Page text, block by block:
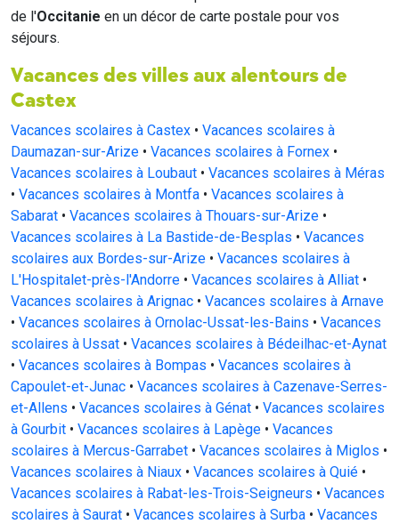
de l'Occitanie en un décor de carte postale pour vos
séjours.
Vacances des villes aux alentours de
Castex
Vacances scolaires à Castex • Vacances scolaires à
Daumazan-sur-Arize • Vacances scolaires à Fornex •
Vacances scolaires à Loubaut • Vacances scolaires à Méras
• Vacances scolaires à Montfa • Vacances scolaires à
Sabarat • Vacances scolaires à Thouars-sur-Arize •
Vacances scolaires à La Bastide-de-Besplas • Vacances
scolaires aux Bordes-sur-Arize • Vacances scolaires à
L'Hospitalet-près-l'Andorre • Vacances scolaires à Alliat •
Vacances scolaires à Arignac • Vacances scolaires à Arnave
• Vacances scolaires à Ornolac-Ussat-les-Bains • Vacances
scolaires à Ussat • Vacances scolaires à Bédeilhac-et-Aynat
• Vacances scolaires à Bompas • Vacances scolaires à
Capoulet-et-Junac • Vacances scolaires à Cazenave-Serres-
et-Allens • Vacances scolaires à Génat • Vacances scolaires
à Gourbit • Vacances scolaires à Lapège • Vacances
scolaires à Mercus-Garrabet • Vacances scolaires à Miglos •
Vacances scolaires à Niaux • Vacances scolaires à Quié •
Vacances scolaires à Rabat-les-Trois-Seigneurs • Vacances
scolaires à Saurat • Vacances scolaires à Surba • Vacances